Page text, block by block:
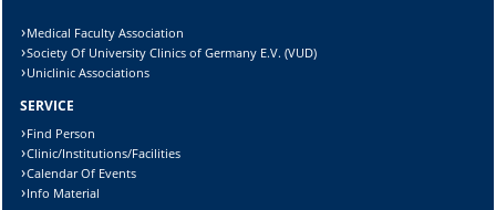
Medical Faculty Association
Society Of University Clinics of Germany E.V. (VUD)
Uniclinic Associations
SERVICE
Find Person
Clinic/Institutions/Facilities
Calendar Of Events
Info Material